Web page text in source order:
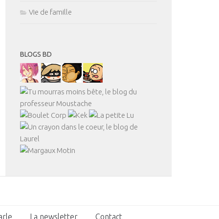
Vie de famille
BLOGS BD
La newsletter Contact